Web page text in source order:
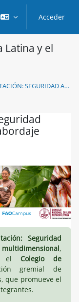
Acceder
Latina y el
TRAYECTO DE CAPACITACIÓN: SEGURIDAD ALIMENTARIA Y NUTRICIÓN: UN ABORDAJE MULTIDIMENSIONAL
Seguridad
,
el Colegio de
gremial de
que promueve el